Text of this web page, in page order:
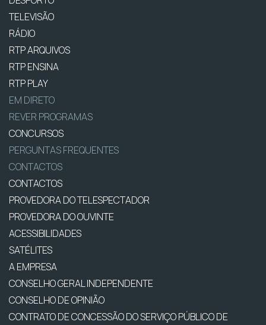
TELEVISÃO
RÁDIO
RTP ARQUIVOS
RTP ENSINA
RTP PLAY
EM DIRETO
REVER PROGRAMAS
CONCURSOS
PERGUNTAS FREQUENTES
CONTACTOS
CONTACTOS
PROVEDORA DO TELESPECTADOR
PROVEDORA DO OUVINTE
ACESSIBILIDADES
SATÉLITES
A EMPRESA
CONSELHO GERAL INDEPENDENTE
CONSELHO DE OPINIÃO
CONTRATO DE CONCESSÃO DO SERVIÇO PÚBLICO DE